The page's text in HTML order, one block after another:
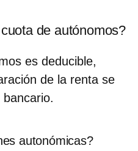
de autónomos?
es deducible,
de la renta se
autonómicas?